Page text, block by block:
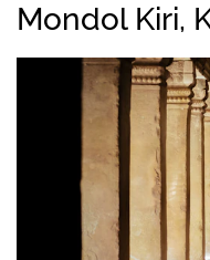
Mondol Kiri,